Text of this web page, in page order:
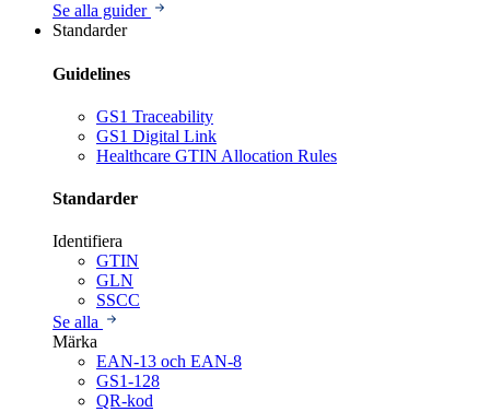
Se alla guider
Standarder
Guidelines
GS1 Traceability
GS1 Digital Link
Healthcare GTIN Allocation Rules
Standarder
Identifiera
GTIN
GLN
SSCC
Se alla
Märka
EAN-13 och EAN-8
GS1-128
QR-kod